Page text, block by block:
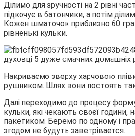
Ділимо для зручності на 2 рівні
підкочує в батончики, а потім
Кожен шматочок приблизно 60
рівненькі кульки.
Накриваємо зверху харчовою
рушником. Шлях вони постоять
Далі переходимо до процесу
кульки, які чекають своєї години,
пакетиком. Беремо по одному і
згодом не будуть заветрівается.